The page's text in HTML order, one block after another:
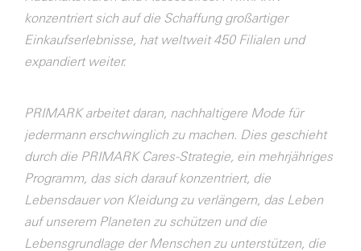
konzentriert sich auf die Schaffung großartiger
Einkaufserlebnisse, hat weltweit 450 Filialen und
expandiert weiter.
PRIMARK arbeitet daran, nachhaltigere Mode für
jedermann erschwinglich zu machen. Dies geschieht
durch die PRIMARK Cares-Strategie, ein mehrjähriges
Programm, das sich darauf konzentriert, die
Lebensdauer von Kleidung zu verlängern, das Leben
auf unserem Planeten zu schützen und die
Lebensgrundlage der Menschen zu unterstützen, die